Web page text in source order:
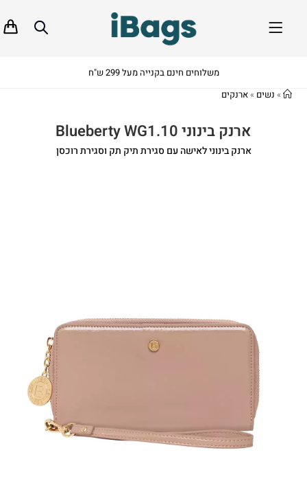
משלוחים חינם בקנייה מעל 299 ש"ח
» נשים »ארנקים
ארנק בינוני Blueberty WG1.10
ארנק בינוני לאישה עם סגירת תיק תק וסגירת רוכסן